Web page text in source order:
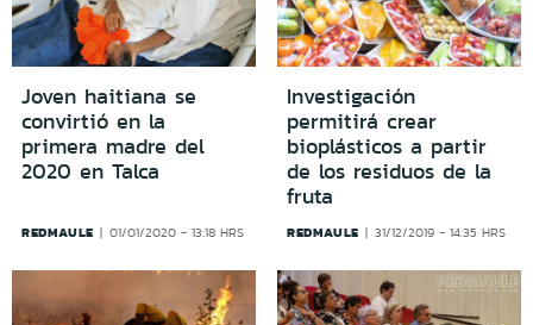
Joven haitiana se
convirtió en la
primera madre del
2020 en Talca
REDMAULE 01/01/2020 - 13:18 HRS
Investigación
permitirá crear
bioplásticos a partir
de los residuos de la
fruta
REDMAULE 31/12/2019 - 14:35 HRS